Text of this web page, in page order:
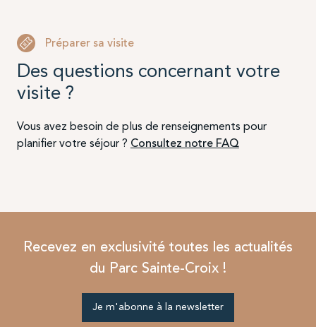
Préparer sa visite
Des questions concernant votre
visite ?
Vous avez besoin de plus de renseignements pour
planifier votre séjour ? Consultez notre FAQ
Recevez en exclusivité toutes les actualités
du Parc Sainte-Croix !
Je m'abonne à la newsletter